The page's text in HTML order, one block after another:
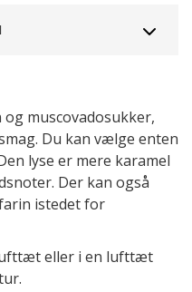
muscovadosukker,
Du kan vælge enten
lyse er mere karamel
Der kan også
istedet for
eller i en lufttæt